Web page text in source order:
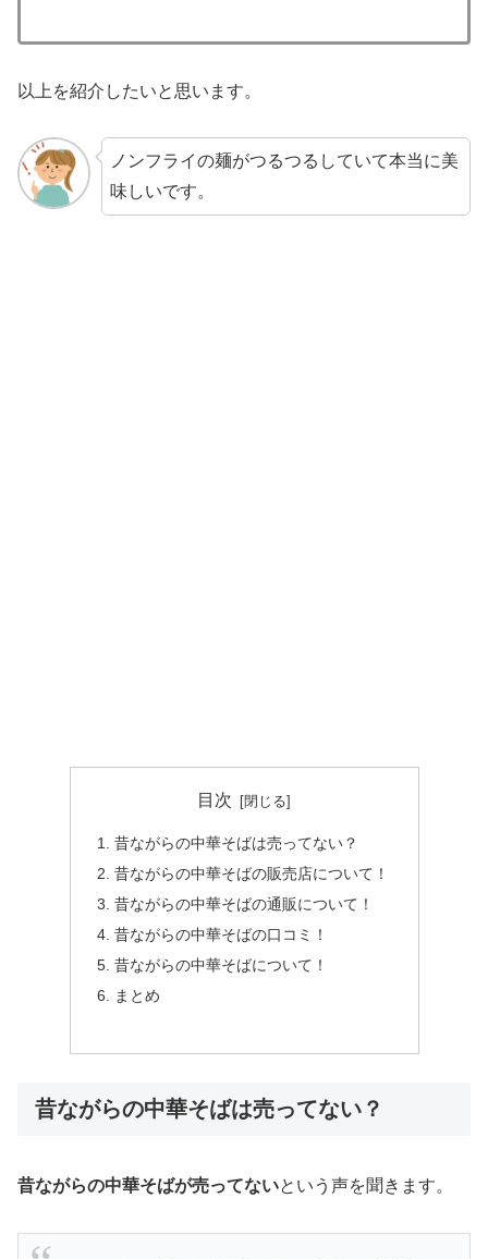
以上を紹介したいと思います。
ノンフライの麺がつるつるしていて本当に美
味しいです。
目次
昔ながらの中華そばは売ってない？
昔ながらの中華そばの販売店について！
昔ながらの中華そばの通販について！
昔ながらの中華そばの口コミ！
昔ながらの中華そばについて！
まとめ
昔ながらの中華そばは売ってない？
昔ながらの中華そばが売ってないという声を聞きます。